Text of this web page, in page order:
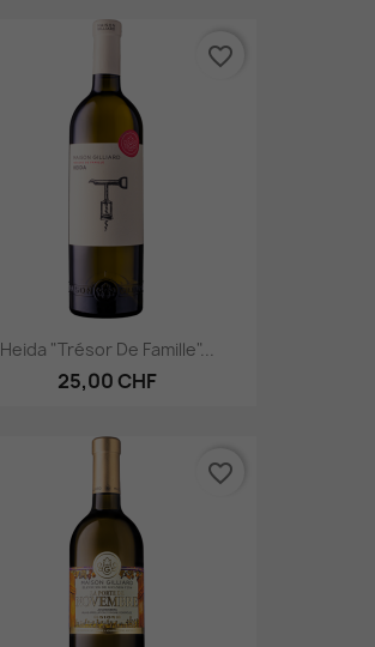
Heida "Trésor De Famille"...
25,00 CHF
favorite_border
favorite_border